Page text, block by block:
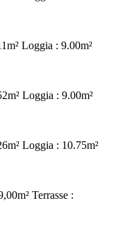
Loggia : 9.00m²
Loggia : 9.00m²
Loggia : 10.75m²
Terrasse :